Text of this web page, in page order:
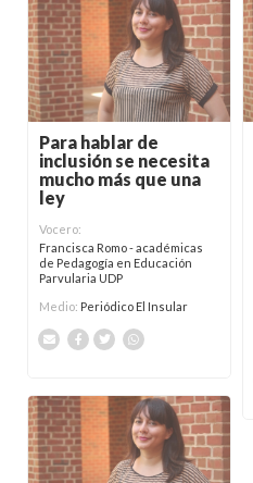
Para hablar de
inclusión se necesita
mucho más que una
ley
Vocero:
Francisca Romo - académicas
de Pedagogía en Educación
Parvularia UDP
Medio: Periódico El Insular